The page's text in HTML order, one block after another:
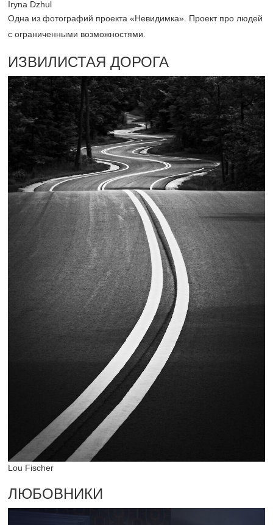
Iryna Dzhul
Одна из фотографий проекта «Невидимка». Проект про людей
с ограниченными возможностями.
ИЗВИЛИСТАЯ ДОРОГА
Lou Fischer
ЛЮБОВНИКИ